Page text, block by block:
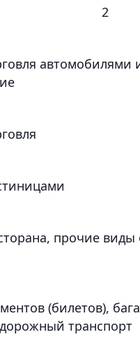
2
прочие
(билетов),
транспорт